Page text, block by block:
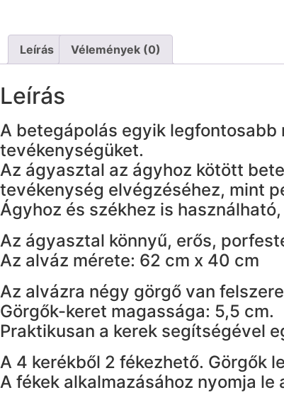
Leírás Vélemények (0)
Leírás
A betegápolás egyik
tevékenységüket.
Az ágyasztal az ágyhoz kötött
tevékenység elvégzéséhez, mint
Ágyhoz és székhez is
Az ágyasztal könnyű, erős,
Az alváz mérete: 62 cm x 40 cm
Az alvázra négy görgő van
Görgők-keret magassága: 5,5 cm.
Praktikusan a kerek segítségével
A 4 kerékből 2 fékezhető. Görgők
A fékek alkalmazásához nyomja